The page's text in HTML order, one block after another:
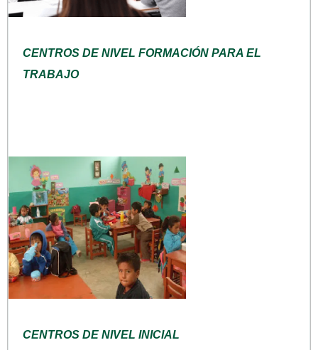
CENTROS DE NIVEL FORMACIÓN PARA EL
TRABAJO
CENTROS DE NIVEL INICIAL